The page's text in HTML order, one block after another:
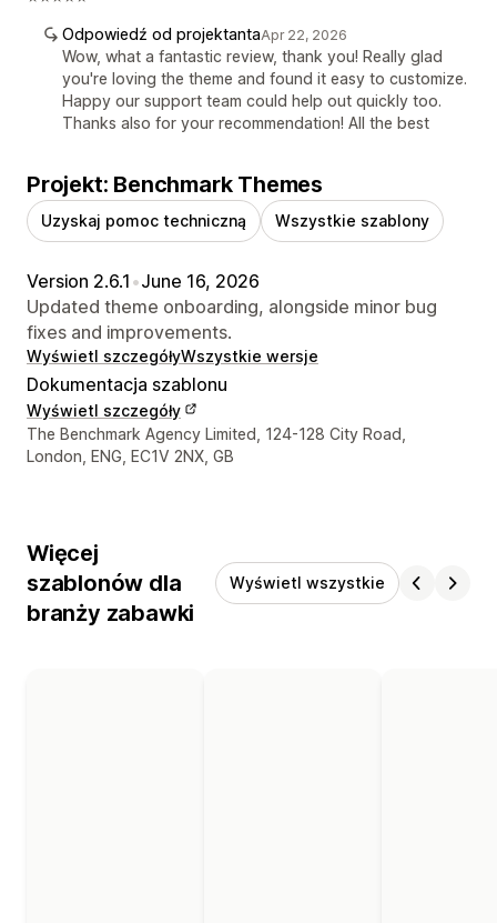
Odpowiedź od projektantaApr 22, 2026
Wow, what a fantastic review, thank you! Really glad
you're loving the theme and found it easy to customize.
Happy our support team could help out quickly too.
Thanks also for your recommendation! All the best
Projekt: Benchmark Themes
Uzyskaj pomoc techniczną Wszystkie szablony
Version 2.6.1 •June 16, 2026
Updated theme onboarding, alongside minor bug
fixes and improvements.
Wyświetl szczegółyWszystkie wersje
Dokumentacja szablonu
Wyświetl szczegóły
Dane kontaktowe projektanta
The Benchmark Agency Limited, 124-128 City Road,
London, ENG, EC1V 2NX, GB
Więcej
szablonów dla
branży zabawki
Wyświetl wszystkie